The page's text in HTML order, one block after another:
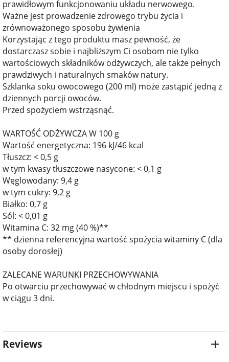
prawidłowym funkcjonowaniu układu nerwowego.
Ważne jest prowadzenie zdrowego trybu życia i
zrównoważonego sposobu żywienia
Korzystając z tego produktu masz pewność, że
dostarczasz sobie i najbliższym Ci osobom nie tylko
wartościowych składników odżywczych, ale także pełnych
prawdziwych i naturalnych smaków natury.
Szklanka soku owocowego (200 ml) może zastąpić jedną z
dziennych porcji owoców.
Przed spożyciem wstrząsnąć.
WARTOŚĆ ODŻYWCZA W 100 g
Wartość energetyczna: 196 kJ/46 kcal
Tłuszcz: < 0,5 g
w tym kwasy tłuszczowe nasycone: < 0,1 g
Węglowodany: 9,4 g
w tym cukry: 9,2 g
Białko: 0,7 g
Sól: < 0,01 g
Witamina C: 32 mg (40 %)**
** dzienna referencyjna wartość spożycia witaminy C (dla
osoby dorosłej)
ZALECANE WARUNKI PRZECHOWYWANIA
Po otwarciu przechowywać w chłodnym miejscu i spożyć
w ciągu 3 dni.
Reviews